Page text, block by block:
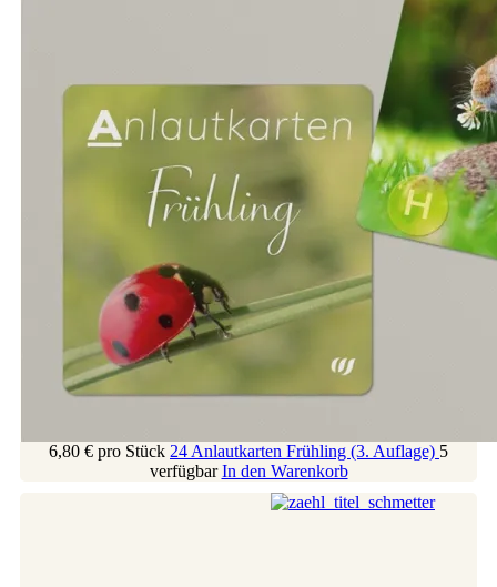
6,80 € pro Stück 24 Anlautkarten Frühling (3. Auflage) 5
verfügbar In den Warenkorb